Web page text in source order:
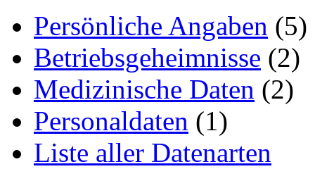
Persönliche Angaben (5)
Betriebsgeheimnisse (2)
Medizinische Daten (2)
Personaldaten (1)
Liste aller Datenarten